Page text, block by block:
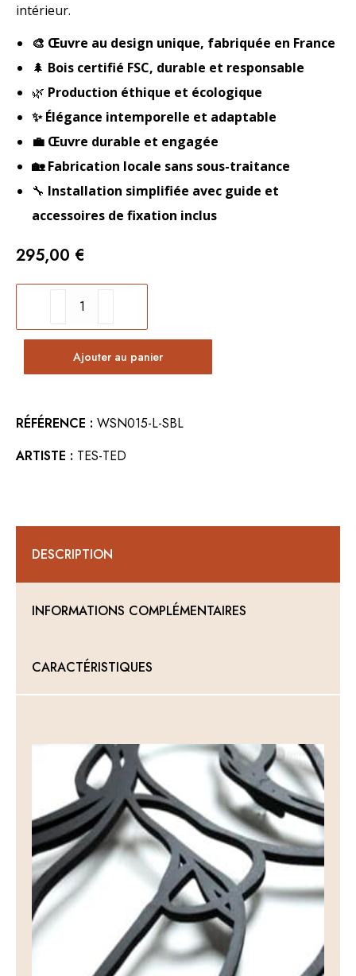
intérieur.
🎨 Œuvre au design unique, fabriquée en France
🌲 Bois certifié FSC, durable et responsable
🌿 Production éthique et écologique
✨ Élégance intemporelle et adaptable
💼 Œuvre durable et engagée
🏡 Fabrication locale sans sous-traitance
🔧 Installation simplifiée avec guide et
accessoires de fixation inclus
295,00 €
quantité
de
Décoration
murale
Ajouter au panier
RÉFÉRENCE : WSN015-L-SBL
ARTISTE : TES-TED
DESCRIPTION
INFORMATIONS COMPLÉMENTAIRES
CARACTÉRISTIQUES